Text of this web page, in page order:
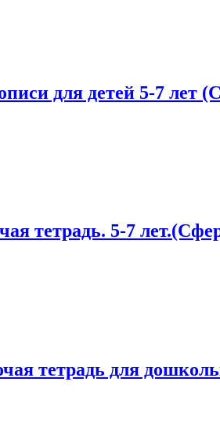
для детей 5-7 лет
тетрадь. 5-7
тетрадь для